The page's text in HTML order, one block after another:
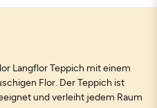
Langflor Teppich mit einem
Flor. Der Teppich ist
und verleiht jedem Raum